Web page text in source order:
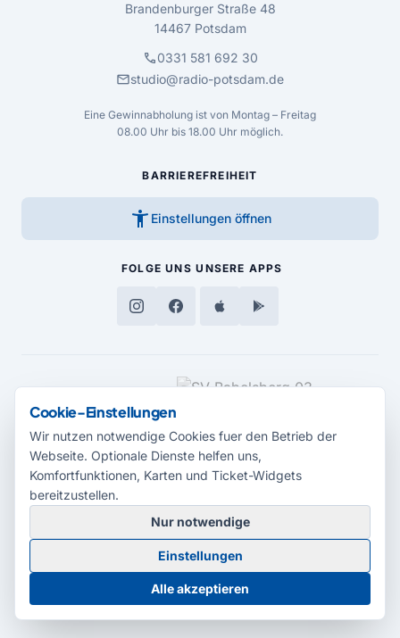
Brandenburger Straße 48
14467 Potsdam
call0331 581 692 30
mailstudio@radio-potsdam.de
Eine Gewinnabholung ist von Montag – Freitag
08.00 Uhr bis 18.00 Uhr möglich.
BARRIEREFREIHEIT
accessibility_new Einstellungen öffnen
FOLGE UNS UNSERE APPS
MEDIENPARTNER
© 2026 Radio Potsdam. Webseite entwickelt durch dieMedienagentur
Babelsberg
BarrierefreiheitserklärungAGBDatenschutzImpressum
Cookie-Einstellungen
Cookie-Einstellungen
Wir nutzen notwendige Cookies fuer den Betrieb der
Webseite. Optionale Dienste helfen uns,
Komfortfunktionen, Karten und Ticket-Widgets
bereitzustellen.
Nur notwendige
Einstellungen
Alle akzeptieren